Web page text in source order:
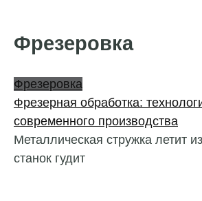
Фрезеровка
Фрезеровка
Фрезерная обработка:
современного производства
Металлическая стружка летит
станок гудит